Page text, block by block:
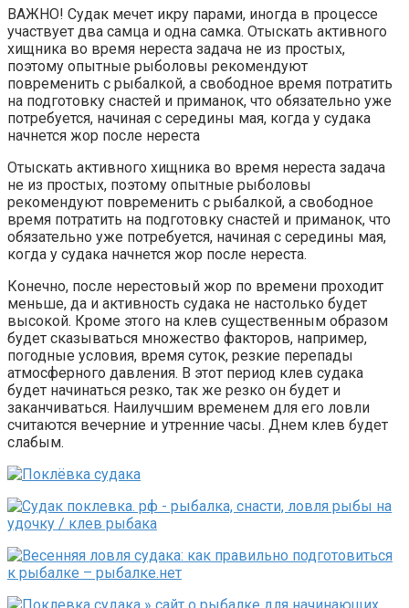
ВАЖНО! Судак мечет икру парами, иногда в процессе
участвует два самца и одна самка. Отыскать активного
хищника во время нереста задача не из простых,
поэтому опытные рыболовы рекомендуют
повременить с рыбалкой, а свободное время потратить
на подготовку снастей и приманок, что обязательно уже
потребуется, начиная с середины мая, когда у судака
начнется жор после нереста
Отыскать активного хищника во время нереста задача
не из простых, поэтому опытные рыболовы
рекомендуют повременить с рыбалкой, а свободное
время потратить на подготовку снастей и приманок, что
обязательно уже потребуется, начиная с середины мая,
когда у судака начнется жор после нереста.
Конечно, после нерестовый жор по времени проходит
меньше, да и активность судака не настолько будет
высокой. Кроме этого на клев существенным образом
будет сказываться множество факторов, например,
погодные условия, время суток, резкие перепады
атмосферного давления. В этот период клев судака
будет начинаться резко, так же резко он будет и
заканчиваться. Наилучшим временем для его ловли
считаются вечерние и утренние часы. Днем клев будет
слабым.